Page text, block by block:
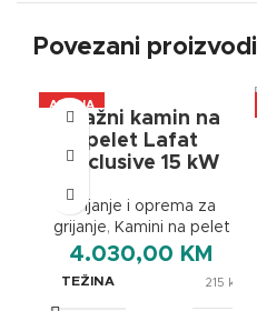
Povezani proizvodi
AKCIJA
Etažni kamin na
pelet Lafat
Exclusive 15 kW
Grijanje i oprema za
grijanje, Kamini na pelet
4.030,00 KM
TEŽINA 215 kg